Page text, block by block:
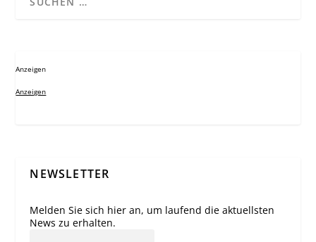
Anzeigen
Anzeigen
NEWSLETTER
Melden Sie sich hier an, um laufend die aktuellsten
News zu erhalten.